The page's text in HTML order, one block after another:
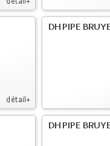
détail+
détail+
DH PIPE
DH PIPE